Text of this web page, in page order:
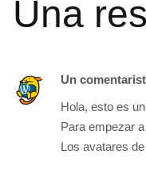
Una
Un
Hola, esto es
Para empezar
Los avatares